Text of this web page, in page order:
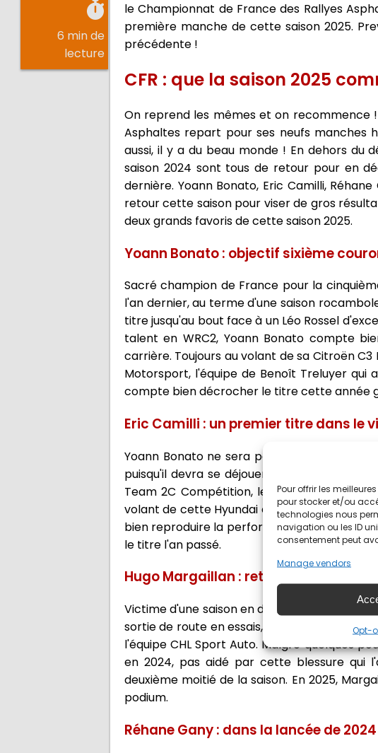
Pour offrir les
pour stocker et/ou
technologies nous
navigation ou les ID
consentement peut
Manage vendors
Opt-
6 min de
lecture
le Championnat de France des Rallyes
première manche de cette saison 2025.
précédente !
CFR : que la saison 2025
On reprend les mêmes et on recommence
Asphaltes repart pour ses neufs manches
aussi, il y a du beau monde ! En dehors du
saison 2024 sont tous de retour pour en
dernière. Yoann Bonato, Eric Camilli,
retour cette saison pour viser de gros
deux grands favoris de cette saison 2025.
Yoann Bonato : objectif sixième
Sacré champion de France pour la
l'an dernier, au terme d'une saison
titre jusqu'au bout face à un Léo Rossel
talent en WRC2, Yoann Bonato compte
carrière. Toujours au volant de sa Citroën
Motorsport, l'équipe de Benoît Treluyer qui
compte bien décrocher le titre cette année
Eric Camilli : un premier titre dans le
Yoann Bonato ne sera pas seul en 2025. Si
puisqu'il devra se déjouer d'Éric Camilli.
Team 2C Compétition, le Niçois rempile
volant de cette Hyundai et qui compte bien
bien reproduire la performance en 2025
le titre l'an passé.
Hugo Margaillan : retrouver le rythme
Victime d'une saison en dents de scie et
sortie de route en essais, Hugo Margaillan
l'équipe CHL Sport Auto. Malgré quelques
en 2024, pas aidé par cette blessure qui
deuxième moitié de la saison. En 2025,
podium.
Réhane Gany : dans la lancée de 2024